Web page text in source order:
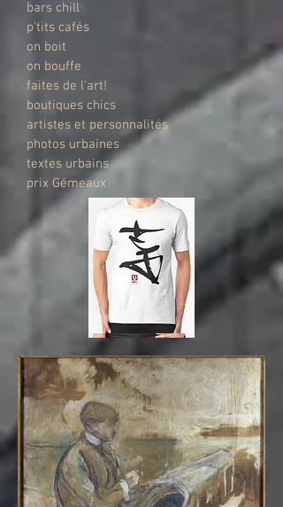
bars chill
p'tits cafés
on boit
on bouffe
faites de l'art!
boutiques chics
artistes et personnalités
photos urbaines
textes urbains
prix Gémeaux